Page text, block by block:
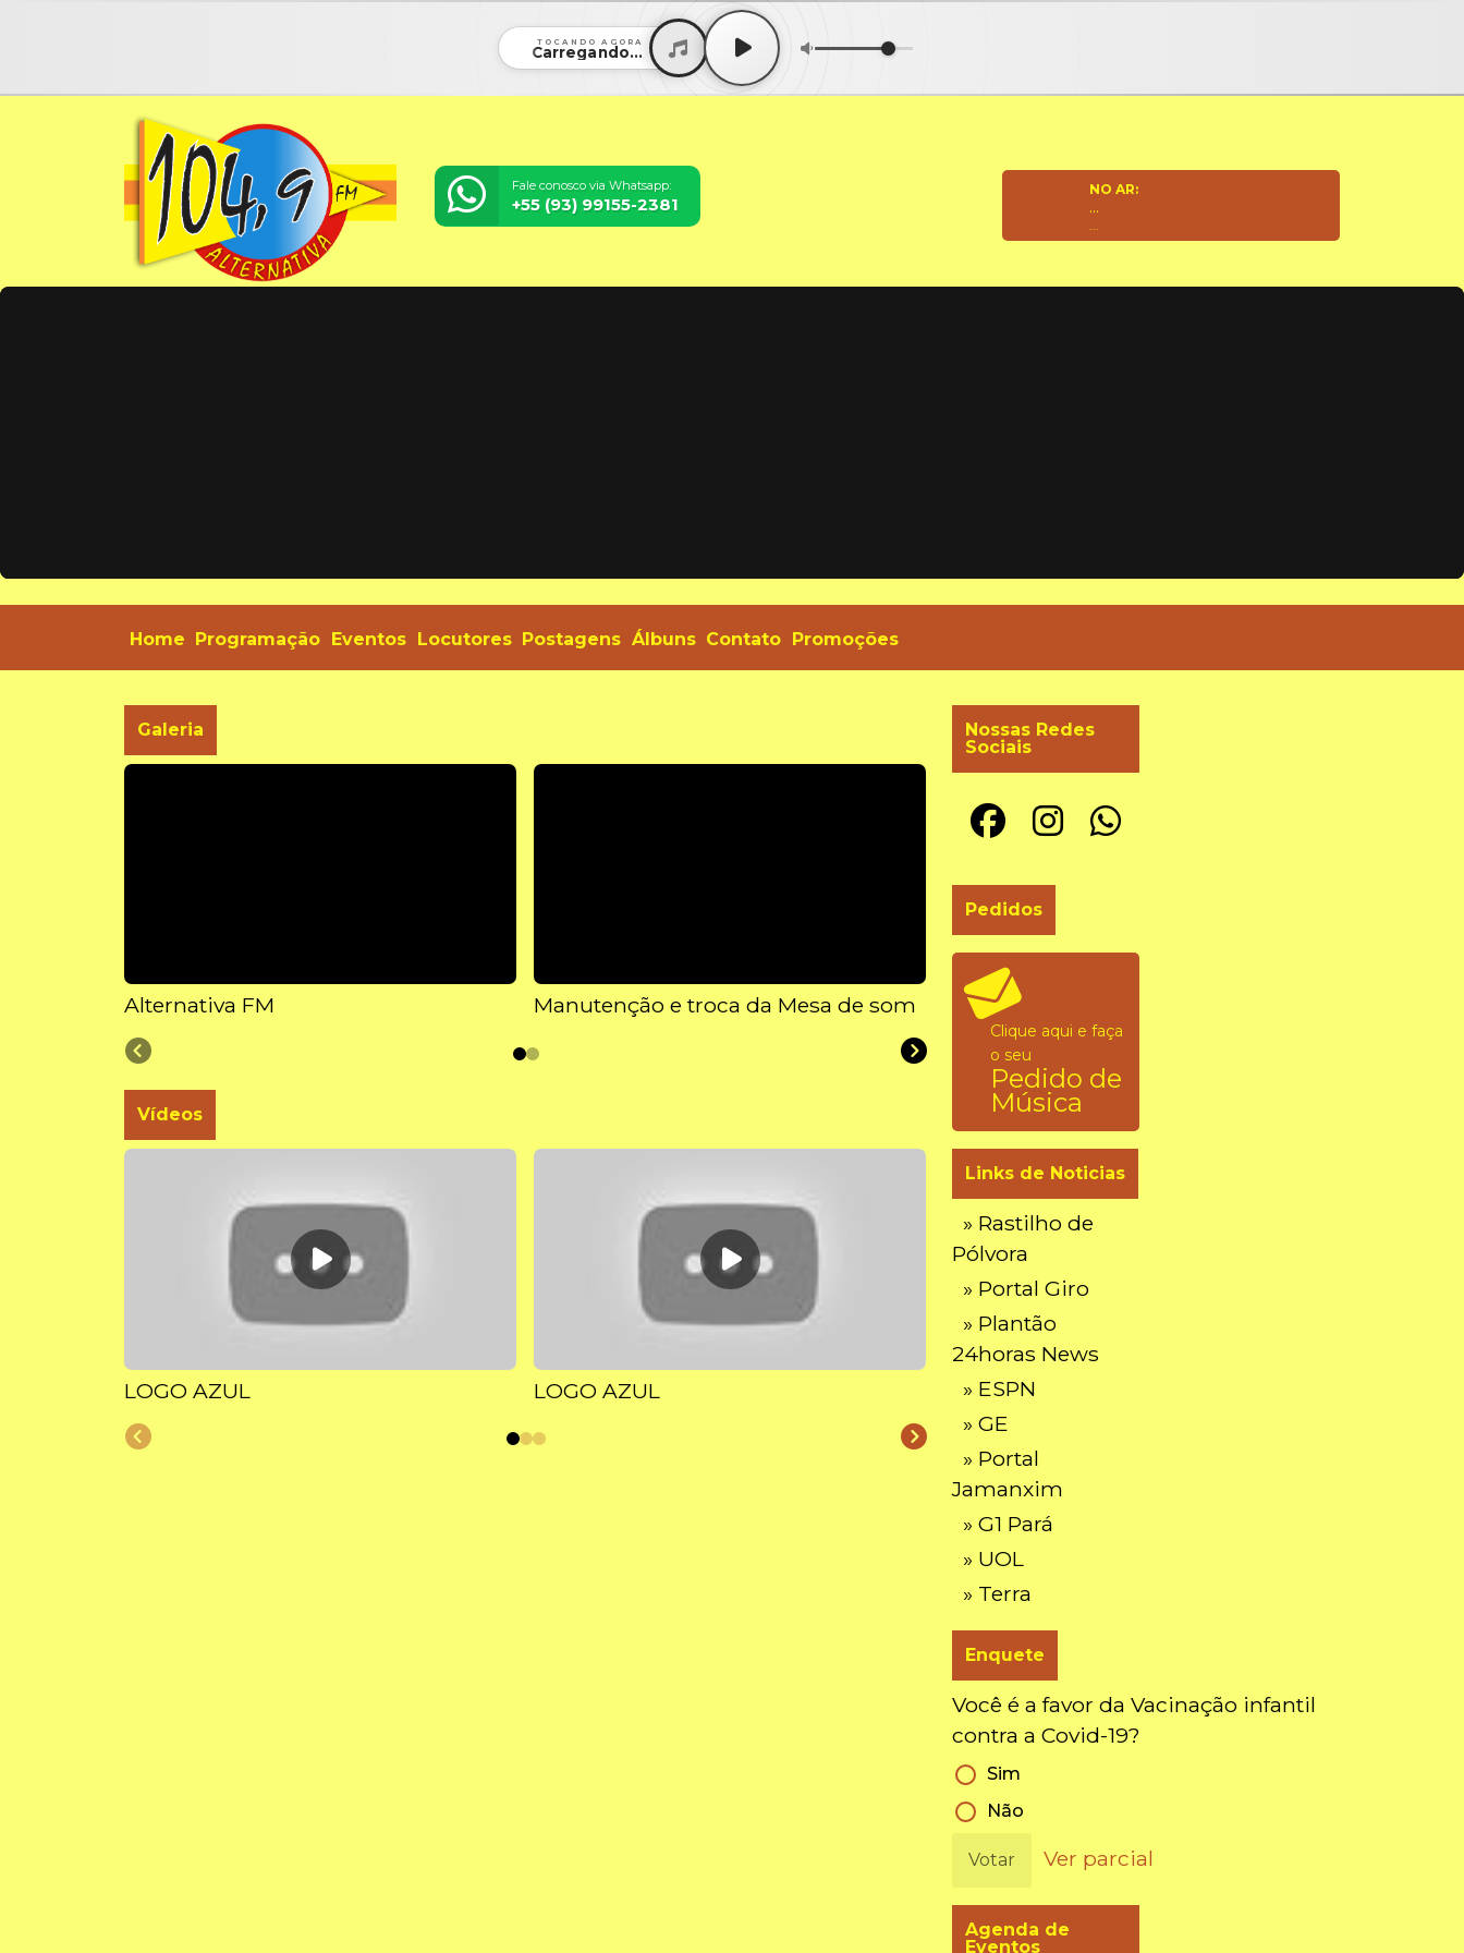
TOCANDO AGORA
Carregando...
Fale conosco via Whatsapp:
+55 (93) 99155-2381
NO AR:
...
Home Programação Eventos Locutores Postagens Álbuns Contato Promoções
Galeria
Alternativa FM Manutenção e troca da Mesa de som Alternativa
Vídeos
LOGO AZUL LOGO AZUL
Nossas Redes
Sociais
Pedidos
Clique aqui e faça
o seu
Pedido de
Música
Links de Noticias
» Rastilho de
Pólvora
» Portal Giro
» Plantão
24horas News
» ESPN
» GE
» Portal
Jamanxim
» G1 Pará
» UOL
» Terra
Enquete
Você é a favor da Vacinação infantil
contra a Covid-19?
Sim
Não
Votar Ver parcial
Agenda de
Eventos